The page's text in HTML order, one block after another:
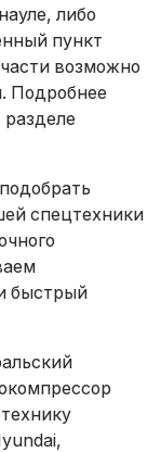
либо
пункт
возможно
Подробнее
спецтехники
быстрый